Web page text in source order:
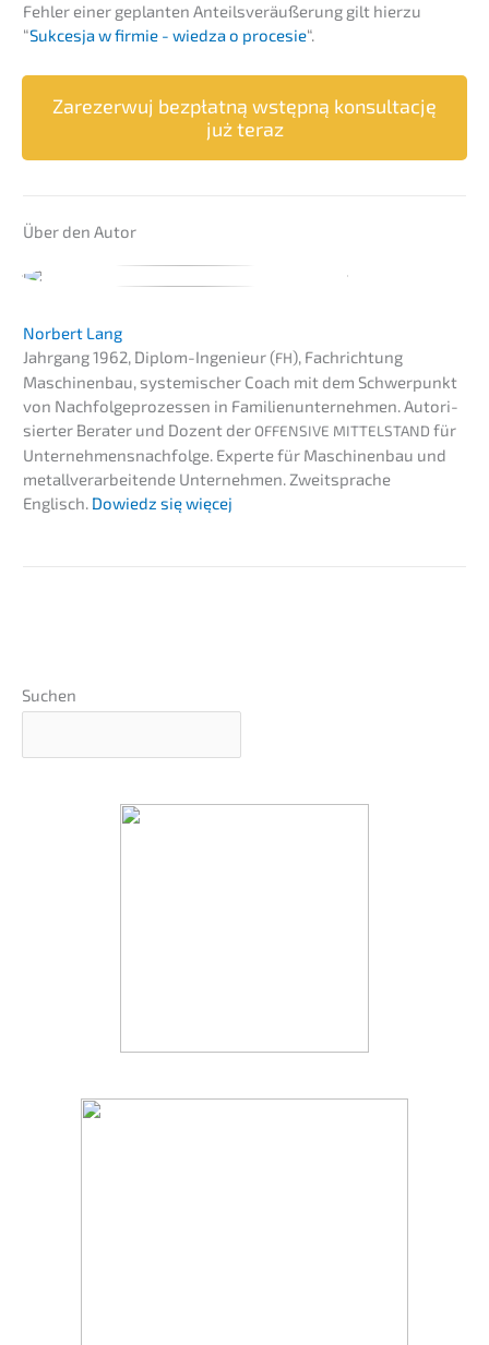
Fehler einer geplan­ten Anteils­ver­äu­ße­rung gilt hierzu
“Sukces­ja w firmie - wiedza o proce­sie“.
Zarezer­wuj bezpłat­ną wstęp­ną konsult­ac­ję
już teraz
Über den Autor
Norbert Lang
Jahrgang 1962, Diplom-Ingenieur (FH), Fachrich­tung
Maschi­nen­bau, syste­mi­scher Coach mit dem Schwer­punkt
von Nachfol­ge­pro­zes­sen in Famili­en­un­ter­neh­men. Autori­
sier­ter Berater und Dozent der OFFENSIVE MITTELSTAND für
Unternehmens­nachfolge. Exper­te für Maschi­nen­bau und
metall­ver­ar­bei­ten­de Unter­neh­men. Zweit­spra­che
Englisch. Dowiedz się więcej
Suchen